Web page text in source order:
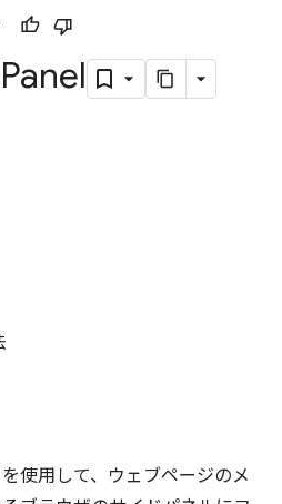
Panel
使用して、ウェブページのメ